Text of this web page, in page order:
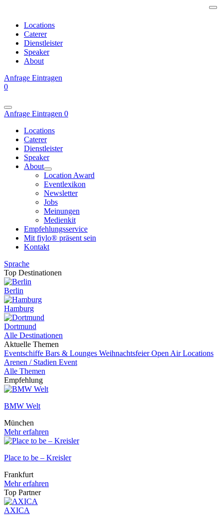
Locations
Caterer
Dienstleister
Speaker
About
Anfrage Eintragen
0
Anfrage Eintragen 0
Locations
Caterer
Dienstleister
Speaker
About
Location Award
Eventlexikon
Newsletter
Jobs
Meinungen
Medienkit
Empfehlungsservice
Mit fiylo® präsent sein
Kontakt
Sprache
Top Destinationen
Berlin
Hamburg
Dortmund
Alle Destinationen
Aktuelle Themen
Eventschiffe Bars & Lounges WeihnachtsfeierOpen Air Locations
Arenen / Stadien Event
Alle Themen
Empfehlung
BMW Welt
München
Mehr erfahren
Place to be – Kreisler
Frankfurt
Mehr erfahren
Top Partner
AXICA